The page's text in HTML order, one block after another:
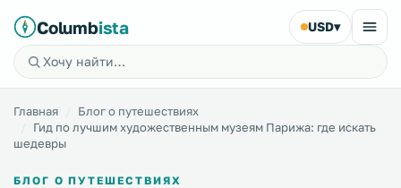
Columbista USD▾
Главная
Блог о путешествиях
Гид по лучшим художественным музеям Парижа: где искать
шедевры
БЛОГ О ПУТЕШЕСТВИЯХ